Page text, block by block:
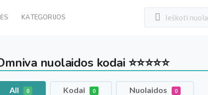
KATEGORIJOS
nuolaidos kodai ⭐⭐⭐⭐⭐
All 0 Kodai 0 Nuolaidos 0